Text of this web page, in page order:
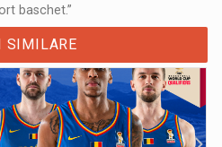
baschet.”
SIMILARE